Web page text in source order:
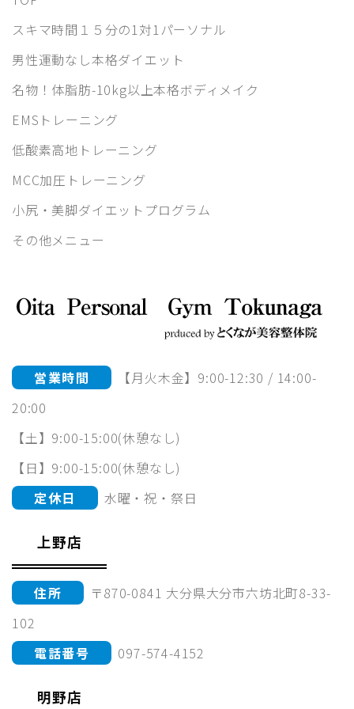
スキマ時間１５分の1対1パーソナル
男性運動なし本格ダイエット
名物！体脂肪-10kg以上本格ボディメイク
EMSトレーニング
低酸素高地トレーニング
MCC加圧トレーニング
小尻・美脚ダイエットプログラム
その他メニュー
営業時間
【月火木金】9:00-12:30 / 14:00-
20:00
【土】9:00-15:00(休憩なし)
【日】9:00-15:00(休憩なし)
定休日
水曜・祝・祭日
上野店
住所
〒870-0841 大分県大分市六坊北町8-33-
102
電話番号
097-574-4152
明野店